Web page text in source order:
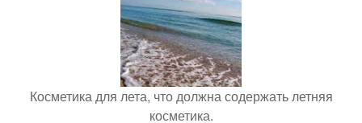
Косметика для лета, что должна содержать летняя
косметика.